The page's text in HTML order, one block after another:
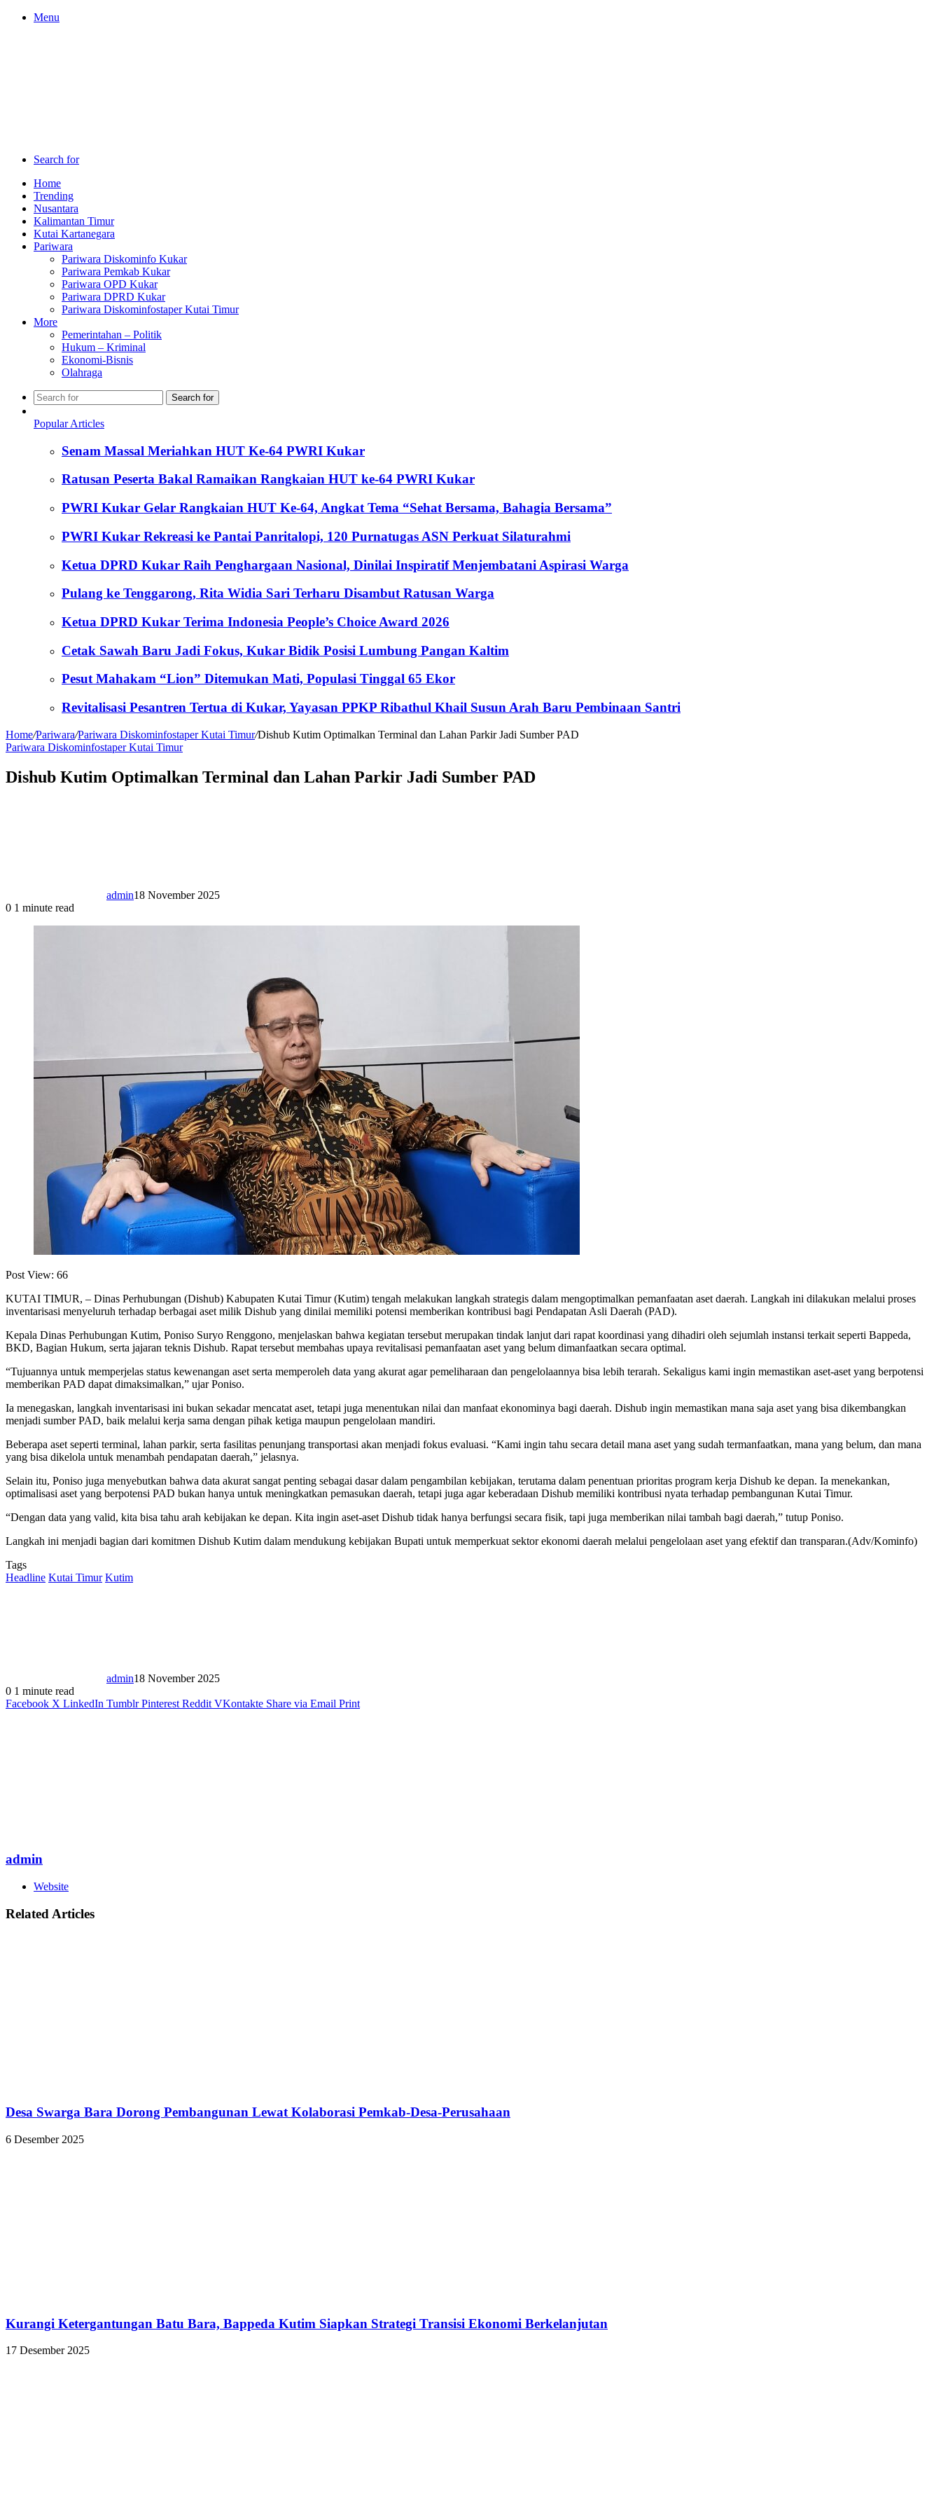
Menu
Search for
Home
Trending
Nusantara
Kalimantan Timur
Kutai Kartanegara
Pariwara
Pariwara Diskominfo Kukar
Pariwara Pemkab Kukar
Pariwara OPD Kukar
Pariwara DPRD Kukar
Pariwara Diskominfostaper Kutai Timur
More
Pemerintahan – Politik
Hukum – Kriminal
Ekonomi-Bisnis
Olahraga
Search for
Popular Articles
Senam Massal Meriahkan HUT Ke-64 PWRI Kukar
Ratusan Peserta Bakal Ramaikan Rangkaian HUT ke-64 PWRI Kukar
PWRI Kukar Gelar Rangkaian HUT Ke-64, Angkat Tema “Sehat Bersama, Bahagia Bersama”
PWRI Kukar Rekreasi ke Pantai Panritalopi, 120 Purnatugas ASN Perkuat Silaturahmi
Ketua DPRD Kukar Raih Penghargaan Nasional, Dinilai Inspiratif Menjembatani Aspirasi Warga
Pulang ke Tenggarong, Rita Widia Sari Terharu Disambut Ratusan Warga
Ketua DPRD Kukar Terima Indonesia People’s Choice Award 2026
Cetak Sawah Baru Jadi Fokus, Kukar Bidik Posisi Lumbung Pangan Kaltim
Pesut Mahakam “Lion” Ditemukan Mati, Populasi Tinggal 65 Ekor
Revitalisasi Pesantren Tertua di Kukar, Yayasan PPKP Ribathul Khail Susun Arah Baru Pembinaan Santri
Home/Pariwara/Pariwara Diskominfostaper Kutai Timur/Dishub Kutim Optimalkan Terminal dan Lahan Parkir Jadi Sumber PAD
Pariwara Diskominfostaper Kutai Timur
Dishub Kutim Optimalkan Terminal dan Lahan Parkir Jadi Sumber PAD
admin18 November 2025
0 1 minute read
Post View: 66
KUTAI TIMUR, – Dinas Perhubungan (Dishub) Kabupaten Kutai Timur (Kutim) tengah melakukan langkah strategis dalam mengoptimalkan pemanfaatan aset daerah. Langkah ini dilakukan melalui proses
inventarisasi menyeluruh terhadap berbagai aset milik Dishub yang dinilai memiliki potensi memberikan kontribusi bagi Pendapatan Asli Daerah (PAD).
Kepala Dinas Perhubungan Kutim, Poniso Suryo Renggono, menjelaskan bahwa kegiatan tersebut merupakan tindak lanjut dari rapat koordinasi yang dihadiri oleh sejumlah instansi terkait seperti Bappeda,
BKD, Bagian Hukum, serta jajaran teknis Dishub. Rapat tersebut membahas upaya revitalisasi pemanfaatan aset yang belum dimanfaatkan secara optimal.
“Tujuannya untuk memperjelas status kewenangan aset serta memperoleh data yang akurat agar pemeliharaan dan pengelolaannya bisa lebih terarah. Sekaligus kami ingin memastikan aset-aset yang berpotensi
memberikan PAD dapat dimaksimalkan,” ujar Poniso.
Ia menegaskan, langkah inventarisasi ini bukan sekadar mencatat aset, tetapi juga menentukan nilai dan manfaat ekonominya bagi daerah. Dishub ingin memastikan mana saja aset yang bisa dikembangkan
menjadi sumber PAD, baik melalui kerja sama dengan pihak ketiga maupun pengelolaan mandiri.
Beberapa aset seperti terminal, lahan parkir, serta fasilitas penunjang transportasi akan menjadi fokus evaluasi. “Kami ingin tahu secara detail mana aset yang sudah termanfaatkan, mana yang belum, dan mana
yang bisa dikelola untuk menambah pendapatan daerah,” jelasnya.
Selain itu, Poniso juga menyebutkan bahwa data akurat sangat penting sebagai dasar dalam pengambilan kebijakan, terutama dalam penentuan prioritas program kerja Dishub ke depan. Ia menekankan,
optimalisasi aset yang berpotensi PAD bukan hanya untuk meningkatkan pemasukan daerah, tetapi juga agar keberadaan Dishub memiliki kontribusi nyata terhadap pembangunan Kutai Timur.
“Dengan data yang valid, kita bisa tahu arah kebijakan ke depan. Kita ingin aset-aset Dishub tidak hanya berfungsi secara fisik, tapi juga memberikan nilai tambah bagi daerah,” tutup Poniso.
Langkah ini menjadi bagian dari komitmen Dishub Kutim dalam mendukung kebijakan Bupati untuk memperkuat sektor ekonomi daerah melalui pengelolaan aset yang efektif dan transparan.(Adv/Kominfo)
Tags
Headline Kutai Timur Kutim
admin18 November 2025
0 1 minute read
Facebook X LinkedIn Tumblr Pinterest Reddit VKontakte Share via Email Print
admin
Website
Related Articles
Desa Swarga Bara Dorong Pembangunan Lewat Kolaborasi Pemkab-Desa-Perusahaan
6 Desember 2025
Kurangi Ketergantungan Batu Bara, Bappeda Kutim Siapkan Strategi Transisi Ekonomi Berkelanjutan
17 Desember 2025